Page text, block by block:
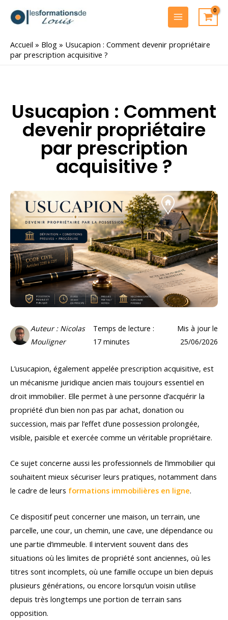
MAIN
MENU
Accueil » Blog » Usucapion : Comment devenir propriétaire
par prescription acquisitive ?
Usucapion : Comment
devenir propriétaire
par prescription
acquisitive ?
Auteur : Nicolas
Mouligner
Temps de lecture :
17minutes
Mis à jour le
25/06/2026
L’usucapion, également appelée prescription acquisitive, est
un mécanisme juridique ancien mais toujours essentiel en
droit immobilier. Elle permet à une personne d’acquérir la
propriété d’un bien non pas par achat, donation ou
succession, mais par l’effet d’une possession prolongée,
visible, paisible et exercée comme un véritable propriétaire.
Ce sujet concerne aussi les professionnels de l’immobilier qui
souhaitent mieux sécuriser leurs pratiques, notamment dans
le cadre de leurs formations immobilières en ligne.
Ce dispositif peut concerner une maison, un terrain, une
parcelle, une cour, un chemin, une cave, une dépendance ou
une partie d’immeuble. Il intervient souvent dans des
situations où les limites de propriété sont anciennes, où les
titres sont incomplets, où une famille occupe un bien depuis
plusieurs générations, ou encore lorsqu’un voisin utilise
depuis très longtemps une portion de terrain sans
opposition.